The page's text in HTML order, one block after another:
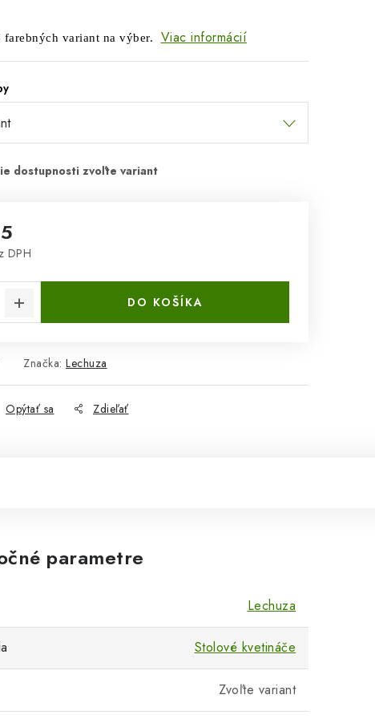
variant na výber. Viac informácií
DPH
DO KOŠÍKA
Značka: Lechuza
Opýtať sa Zdieľať
parametre
Lechuza
Stolové kvetináče
Zvoľte variant